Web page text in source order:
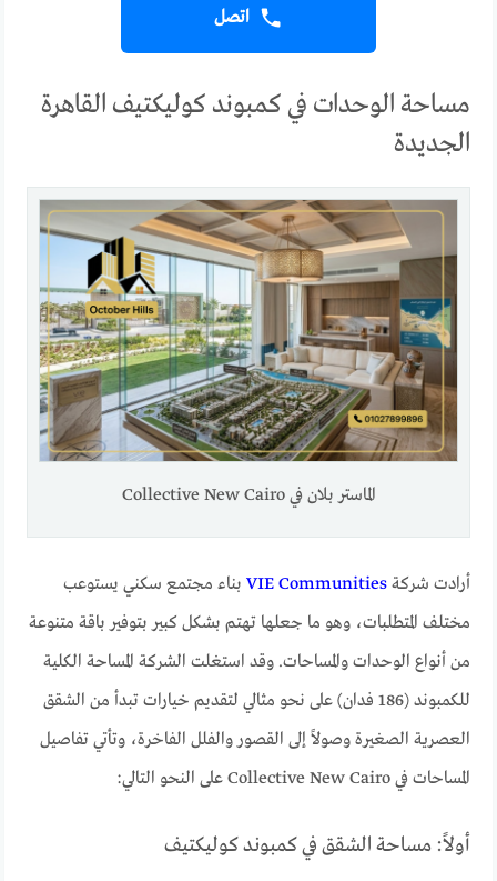
اتصل
مساحة الوحدات في كمبوند كوليكتيف القاهرة
الجديدة
الماستر بلان في Collective New Cairo
أرادت شركةVIE Communities بناء مجتمع سكني يستوعب
مختلف المتطلبات، وهو ما جعلها تهتم بشكل كبير بتوفير باقة متنوعة
من أنواع الوحدات والمساحات. وقد استغلت الشركة المساحة الكلية
للكمبوند (186 فدان) على نحو مثالي لتقديم خيارات تبدأ من الشقق
العصرية الصغيرة وصولاً إلى القصور والفلل الفاخرة، وتأتي تفاصيل
المساحات في Collective New Cairo على النحو التالي:
أولاً: مساحة الشقق في كمبوند كوليكتيف